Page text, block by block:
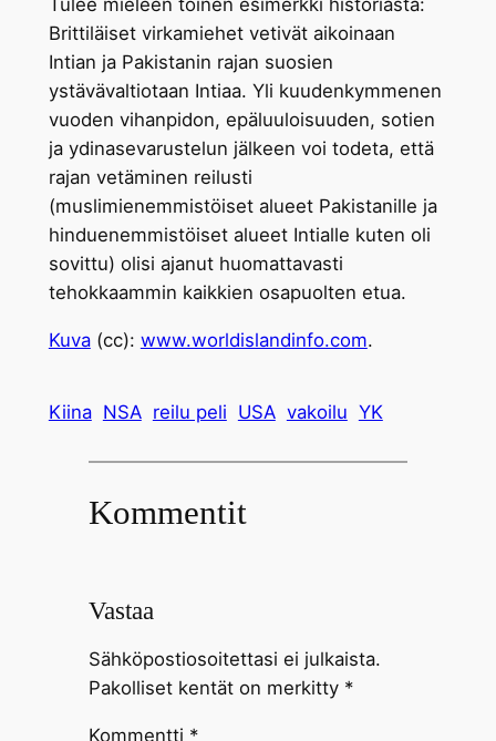
Tulee mieleen toinen esimerkki historiasta:
Brittiläiset virkamiehet vetivät aikoinaan
Intian ja Pakistanin rajan suosien
ystävävaltiotaan Intiaa. Yli kuudenkymmenen
vuoden vihanpidon, epäluuloisuuden, sotien
ja ydinasevarustelun jälkeen voi todeta, että
rajan vetäminen reilusti
(muslimienemmistöiset alueet Pakistanille ja
hinduenemmistöiset alueet Intialle kuten oli
sovittu) olisi ajanut huomattavasti
tehokkaammin kaikkien osapuolten etua.
Kuva(cc): www.worldislandinfo.com.
Kiina NSA reilu peli USA vakoilu YK
Kommentit
Vastaa
Sähköpostiosoitettasi ei julkaista.
Pakolliset kentät on merkitty *
Kommentti *